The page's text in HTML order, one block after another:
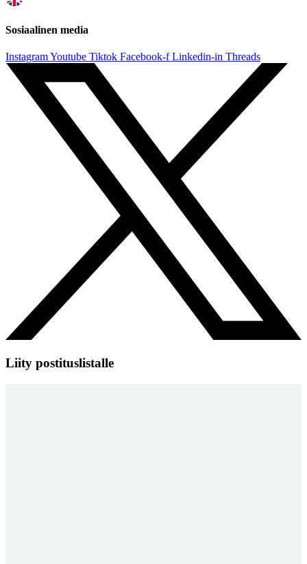
Sosiaalinen media
InstagramYoutube Tiktok Facebook-f Linkedin-in Threads
Liity postituslistalle